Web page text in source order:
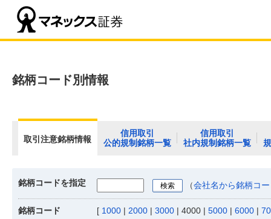
銘柄コード別情報
取引注意銘柄情報
信用取引
公的規制銘柄一覧
信用取引
社内規制銘柄一覧
銘柄コードを指定 （会社名から銘柄コ
銘柄コード [ 1000 | 2000 | 3000 | 4000 | 5000 | 6000 |